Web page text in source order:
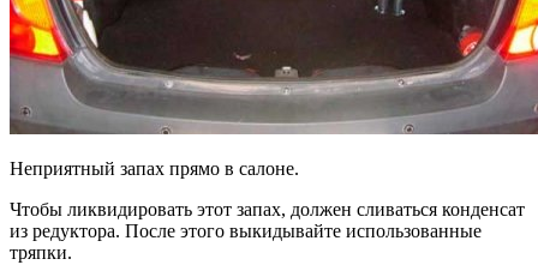
Неприятный запах прямо в салоне.
Чтобы ликвидировать этот запах, должен сливаться конденсат
из редуктора. После этого выкидывайте использованные
тряпки.